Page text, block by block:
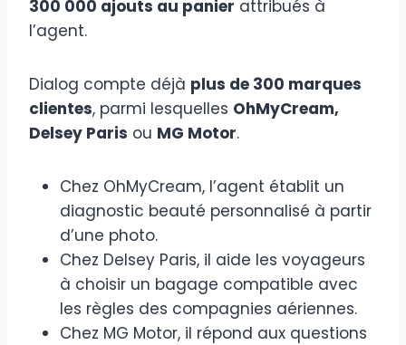
300 000 ajouts au panier attribués à
l’agent.
Dialog compte déjà plus de 300 marques
clientes, parmi lesquelles OhMyCream,
Delsey Paris ou MG Motor.
Chez OhMyCream, l’agent établit un
diagnostic beauté personnalisé à partir
d’une photo.
Chez Delsey Paris, il aide les voyageurs
à choisir un bagage compatible avec
les règles des compagnies aériennes.
Chez MG Motor, il répond aux questions